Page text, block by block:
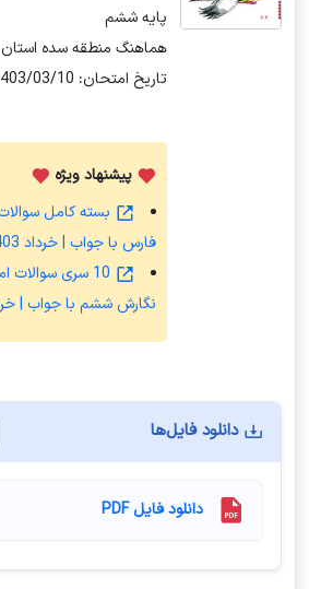
پایه ششم
هماهنگ منطقه سده استان
تاریخ امتحان: 1403/03/10
پیشنهاد ویژه
بسته کامل
فارس با جواب | خرداد 1403
10 سری سوالات
نگارش ششم با جواب | خرداد
دانلود فایل‌ها
دانلود فایل PDF